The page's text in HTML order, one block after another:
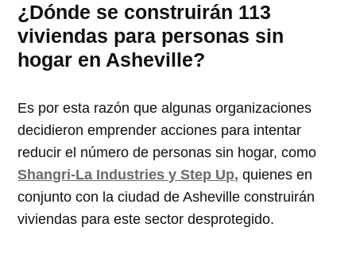
¿Dónde se construirán 113
viviendas para personas sin
hogar en Asheville?
Es por esta razón que algunas organizaciones
decidieron emprender acciones para intentar
reducir el número de personas sin hogar, como
Shangri-La Industries y Step Up, quienes en
conjunto con la ciudad de Asheville construirán
viviendas para este sector desprotegido.